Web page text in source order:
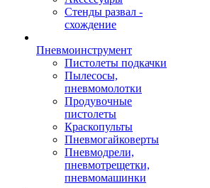
Стенды развал -
схождение
Пневмоинструмент
Пистолеты подкачки
Пылесосы,
пневмомолотки
Продувочные
пистолеты
Краскопульты
Пневмогайковерты
Пневмодрели,
пневмотрещетки,
пневмомашинки